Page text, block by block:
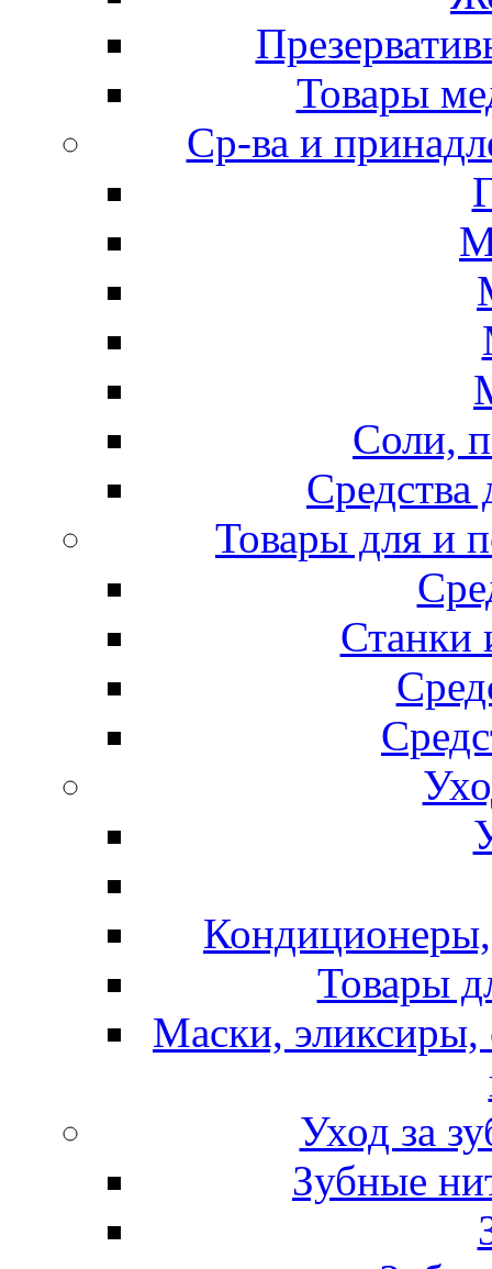
Товары
Ср-ва и
Соли,
Товары для и
Станки
Кондиционеры,
Товары
Маски, эликсиры,
Уход за
Зубные